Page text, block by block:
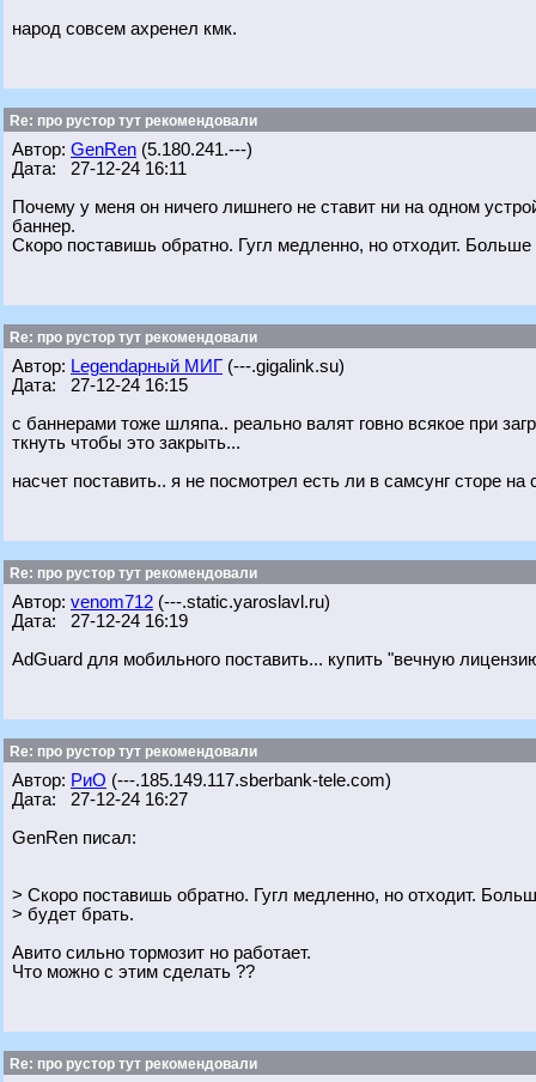
народ совсем ахренел кмк.
Re: про рустор тут рекомендовали
Автор: GenRen (5.180.241.---)
Дата: 27-12-24 16:11
Почему у меня он ничего лишнего не ставит ни на одном
баннер.
Скоро поставишь обратно. Гугл медленно, но отходит.
Re: про рустор тут рекомендовали
Автор: Legendарный МИГ (---.gigalink.su)
Дата: 27-12-24 16:15
с баннерами тоже шляпа.. реально валят говно всякое при
ткнуть чтобы это закрыть...
насчет поставить.. я не посмотрел есть ли в самсунг сторе
Re: про рустор тут рекомендовали
Автор: venom712 (---.static.yaroslavl.ru)
Дата: 27-12-24 16:19
AdGuard для мобильного поставить... купить "вечную
Re: про рустор тут рекомендовали
Автор: РиО (---.185.149.117.sberbank-tele.com)
Дата: 27-12-24 16:27
GenRen писал:
> Скоро поставишь обратно. Гугл медленно, но отходит.
> будет брать.
Авито сильно тормозит но работает.
Что можно с этим сделать ??
Re: про рустор тут рекомендовали